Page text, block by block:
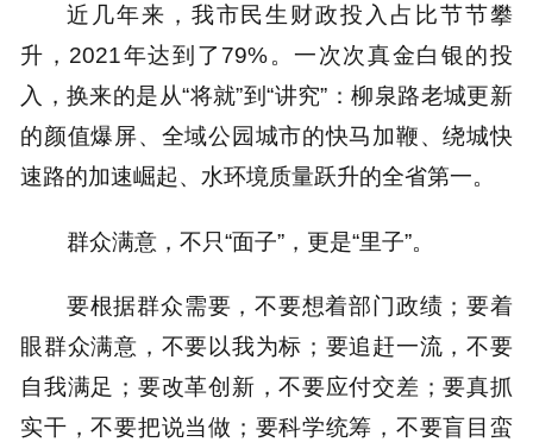
近几年来，我市民生财政投入占比节节攀
升，2021年达到了79%。一次次真金白银的投
入，换来的是从“将就”到“讲究”：柳泉路老城更新
的颜值爆屏、全域公园城市的快马加鞭、绕城快
速路的加速崛起、水环境质量跃升的全省第一。
群众满意，不只“面子”，更是“里子”。
要根据群众需要，不要想着部门政绩；要着
眼群众满意，不要以我为标；要追赶一流，不要
自我满足；要改革创新，不要应付交差；要真抓
实干，不要把说当做；要科学统筹，不要盲目蛮